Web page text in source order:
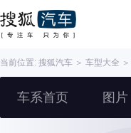
当前位置: 搜狐汽车 ＞ 车型大全 ＞
车系首页 图片